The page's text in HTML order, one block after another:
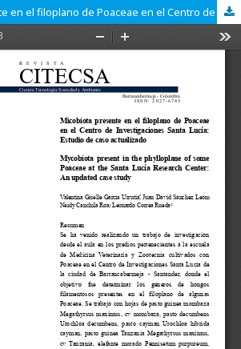
Micobiota presente en el filoplano de Poaceae en el Centro de Investigaciones Santa Lucía: Estudio de caso actualizado